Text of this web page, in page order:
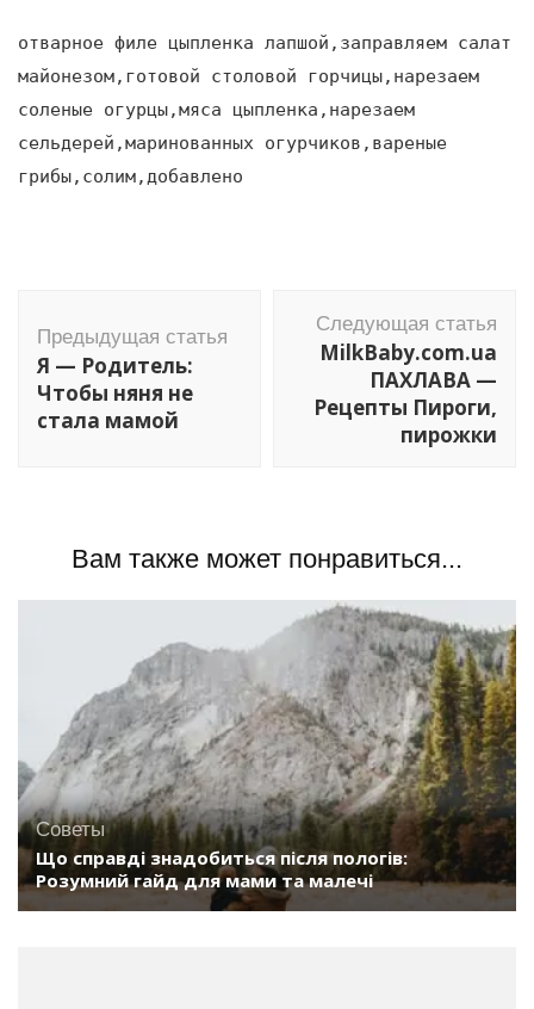
отварное филе цыпленка лапшой,заправляем салат
майонезом,готовой столовой горчицы,нарезаем
соленые огурцы,мяса цыпленка,нарезаем
сельдерей,маринованных огурчиков,вареные
грибы,солим,добавлено
по
записям
Предыдущая статья
Я — Родитель:
Чтобы няня не
стала мамой
Следующая статья
MilkBaby.com.ua
ПАХЛАВА —
Рецепты Пироги,
пирожки
Вам также может понравиться...
Советы
Що справді знадобиться після пологів:
Розумний гайд для мами та малечі